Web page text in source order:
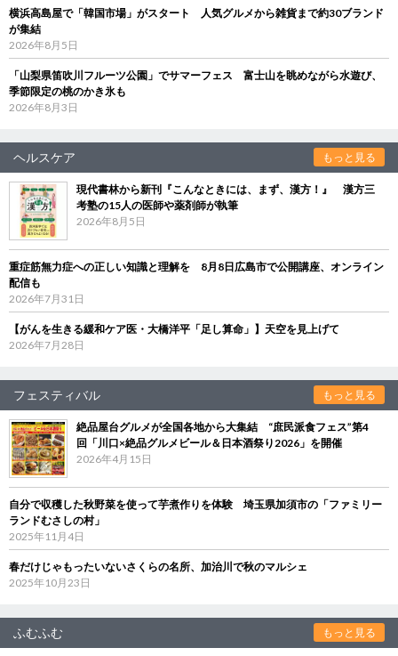
横浜高島屋で「韓国市場」がスタート 人気グルメから雑貨まで約30ブランド
が集結
2026年8月5日
「山梨県笛吹川フルーツ公園」でサマーフェス 富士山を眺めながら水遊び、
季節限定の桃のかき氷も
2026年8月3日
ヘルスケア もっと見る
現代書林から新刊『こんなときには、まず、漢方！』 漢方三
考塾の15人の医師や薬剤師が執筆
2026年8月5日
重症筋無力症への正しい知識と理解を 8月8日広島市で公開講座、オンライン
配信も
2026年7月31日
【がんを生きる緩和ケア医・大橋洋平「足し算命」】天空を見上げて
2026年7月28日
フェスティバル もっと見る
絶品屋台グルメが全国各地から大集結 “庶民派食フェス”第4
回「川口×絶品グルメビール＆日本酒祭り2026」を開催
2026年4月15日
自分で収穫した秋野菜を使って芋煮作りを体験 埼玉県加須市の「ファミリー
ランドむさしの村」
2025年11月4日
春だけじゃもったいないさくらの名所、加治川で秋のマルシェ
2025年10月23日
ふむふむ もっと見る